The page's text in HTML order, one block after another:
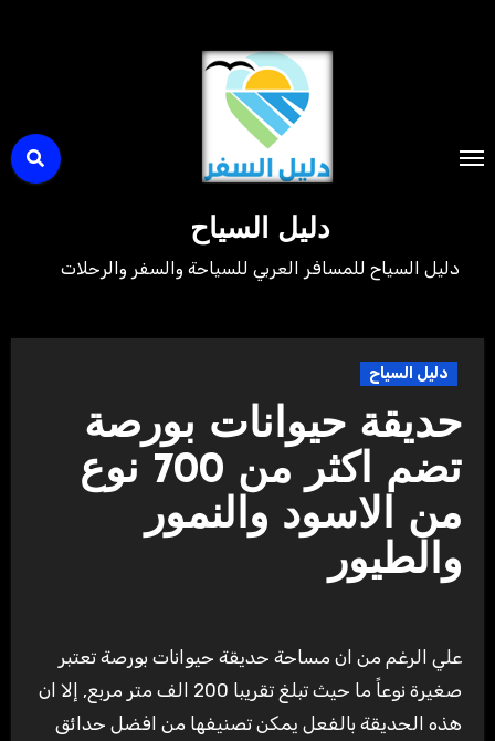
دليل السياح
دليل السياح للمسافر العربي للسياحة والسفر والرحلات
دليل السياح
حديقة حيوانات بورصة
تضم اكثر من 700 نوع
من الاسود والنمور
والطيور
علي الرغم من ان مساحة حديقة حيوانات بورصة تعتبر
صغيرة نوعاً ما حيث تبلغ تقريبا 200 الف متر مربع, إلا ان
هذه الحديقة بالفعل يمكن تصنيفها من افضل حدائق